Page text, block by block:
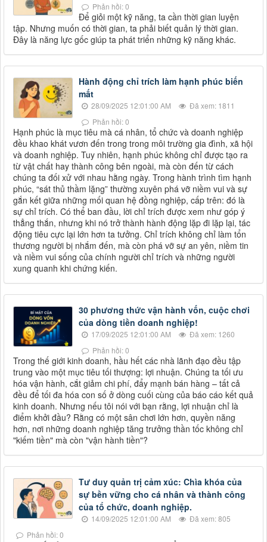
Phản hồi: 0
Để giỏi một kỹ năng, ta cần thời gian luyện
tập. Nhưng muốn có thời gian, ta phải biết quản lý thời gian.
Đây là năng lực gốc giúp ta phát triển những kỹ năng khác.
Hành động chỉ trích làm hạnh phúc biến
mất
28/09/2025 12:01:00 AM
Đã xem: 1811
Phản hồi: 0
Hạnh phúc là mục tiêu mà cá nhân, tổ chức và doanh nghiệp
đều khao khát vươn đến trong trong môi trường gia đình, xã hội
và doanh nghiệp. Tuy nhiên, hạnh phúc không chỉ được tạo ra
từ vật chất hay thành công bên ngoài, mà còn đến từ cách
chúng ta đối xử với nhau hằng ngày. Trong hành trình tìm hạnh
phúc, “sát thủ thầm lặng” thường xuyên phá vỡ niềm vui và sự
gắn kết giữa những mối quan hệ đồng nghiệp, cấp trên: đó là
sự chỉ trích. Có thể ban đầu, lời chỉ trích được xem như góp ý
thẳng thắn, nhưng khi nó trở thành hành động lặp đi lặp lại, tác
động tiêu cực lại lớn hơn ta tưởng. Chỉ trích không chỉ làm tổn
thương người bị nhắm đến, mà còn phá vỡ sự an yên, niềm tin
và niềm vui sống của chính người chỉ trích và những người
xung quanh khi chứng kiến.
30 phương thức vận hành vốn, cuộc chơi
của dòng tiền doanh nghiệp!
17/09/2025 12:01:00 AM
Đã xem: 1260
Phản hồi: 0
Trong thế giới kinh doanh, hầu hết các nhà lãnh đạo đều tập
trung vào một mục tiêu tối thượng: lợi nhuận. Chúng ta tối ưu
hóa vận hành, cắt giảm chi phí, đẩy mạnh bán hàng – tất cả
đều để tối đa hóa con số ở dòng cuối cùng của báo cáo kết quả
kinh doanh. Nhưng nếu tôi nói với bạn rằng, lợi nhuận chỉ là
điểm khởi đầu? Rằng có một sân chơi lớn hơn, quyền năng
hơn, nơi những doanh nghiệp tăng trưởng thần tốc không chỉ
"kiếm tiền" mà còn "vận hành tiền"?
Tư duy quản trị cảm xúc: Chìa khóa của
sự bền vững cho cá nhân và thành công
của tổ chức, doanh nghiệp.
14/09/2025 12:01:00 AM
Đã xem: 805
Phản hồi: 0